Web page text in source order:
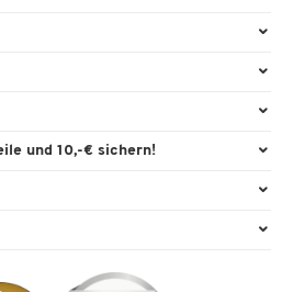
von Elektroaltgeräten
und 10,-€ sichern!